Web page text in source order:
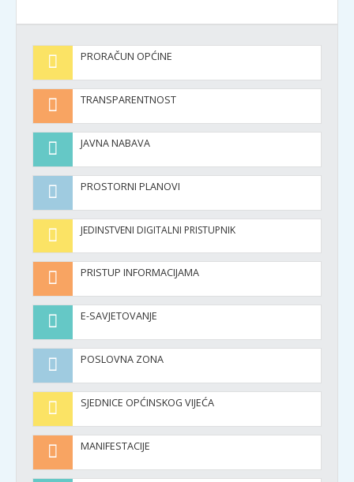
PRORAČUN OPĆINE
TRANSPARENTNOST
JAVNA NABAVA
PROSTORNI PLANOVI
JEDINSTVENI DIGITALNI PRISTUPNIK
PRISTUP INFORMACIJAMA
E-SAVJETOVANJE
POSLOVNA ZONA
SJEDNICE OPĆINSKOG VIJEĆA
MANIFESTACIJE